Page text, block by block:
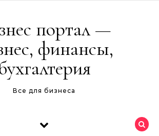
портал —
финансы,
Все для бизнеса